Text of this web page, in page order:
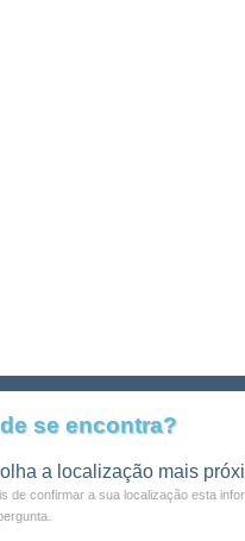
se encontra?
a localização mais
de confirmar a sua localização esta